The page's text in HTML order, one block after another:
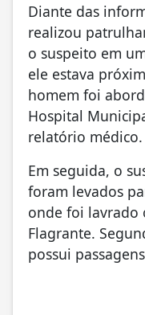
Diante das
realizou
o suspeito em
ele estava
homem foi
Hospital
relatório médico.
Em seguida, o
foram levados
onde foi lavrado
Flagrante.
possui